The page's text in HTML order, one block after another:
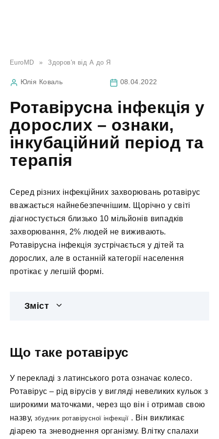
EuroMD » Здоров'я від А до Я
Юлія Коваль 08.04.2022
Ротавірусна інфекція у
дорослих – ознаки,
інкубаційний період та
терапія
Серед різних інфекційних захворювань ротавірус
вважається найнебезпечнішим. Щорічно у світі
діагностується близько 10 мільйонів випадків
захворювання, 2% людей не виживають.
Ротавірусна інфекція зустрічається у дітей та
дорослих, але в останній категорії населення
протікає у легшій формі.
Зміст
Що таке ротавірус
У перекладі з латинського рота означає колесо.
Ротавірус – рід вірусів у вигляді невеликих кульок з
широкими маточками, через що він і отримав свою
назву,збудник ротавірусної інфекції . Він викликає
діарею та зневоднення організму. Влітку спалахи